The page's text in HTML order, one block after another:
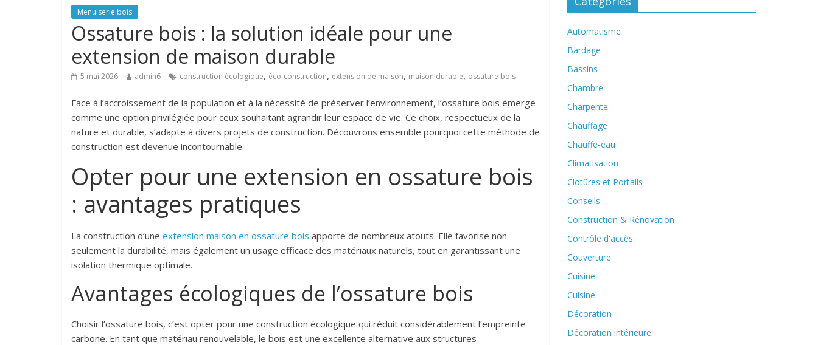
Menuiserie bois
Ossature bois : la solution idéale pour une
extension de maison durable
5 mai 2026 admin6 construction écologique, éco-construction, extension de maison, maison durable, ossature bois
Face à l’accroissement de la population et à la nécessité de préserver l’environnement, l’ossature bois émerge
comme une option privilégiée pour ceux souhaitant agrandir leur espace de vie. Ce choix, respectueux de la
nature et durable, s’adapte à divers projets de construction. Découvrons ensemble pourquoi cette méthode de
construction est devenue incontournable.
Opter pour une extension en ossature bois
: avantages pratiques
La construction d’une extension maison en ossature bois apporte de nombreux atouts. Elle favorise non
seulement la durabilité, mais également un usage efficace des matériaux naturels, tout en garantissant une
isolation thermique optimale.
Avantages écologiques de l’ossature bois
Choisir l’ossature bois, c’est opter pour une construction écologique qui réduit considérablement l’empreinte
carbone. En tant que matériau renouvelable, le bois est une excellente alternative aux structures
Automatisme
Bardage
Bassins
Chambre
Charpente
Chauffage
Chauffe-eau
Climatisation
Clotûres et Portails
Conseils
Construction & Rénovation
Contrôle d'accès
Couverture
Cuisine
Cuisine
Décoration
Décoration intérieure